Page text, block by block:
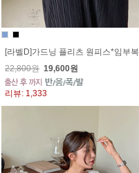
[라벨D]가드닝 플리츠 원피스*임부복
22,800원 19,600원
리뷰: 1,333